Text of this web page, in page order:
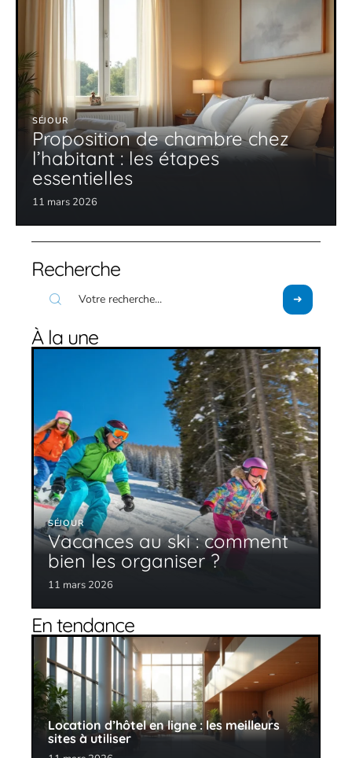
SÉJOUR
Proposition de chambre chez
l’habitant : les étapes
essentielles
11 mars 2026
Recherche
À la une
SÉJOUR
Vacances au ski : comment
bien les organiser ?
11 mars 2026
En tendance
Location d’hôtel en ligne : les meilleurs
sites à utiliser